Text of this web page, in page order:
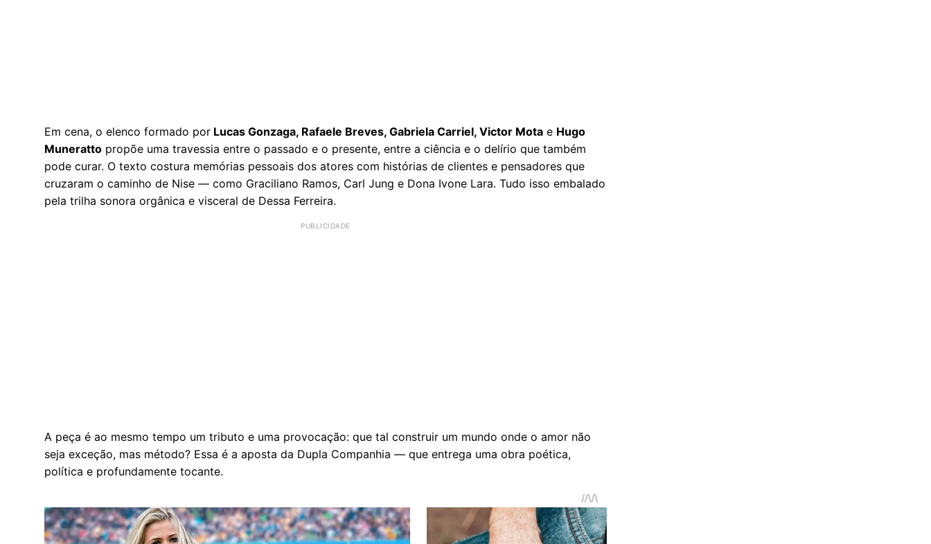
Em cena, o elenco formado por Lucas Gonzaga, Rafaele Breves, Gabriela Carriel, Victor Mota e Hugo
Muneratto propõe uma travessia entre o passado e o presente, entre a ciência e o delírio que também
pode curar. O texto costura memórias pessoais dos atores com histórias de clientes e pensadores que
cruzaram o caminho de Nise — como Graciliano Ramos, Carl Jung e Dona Ivone Lara. Tudo isso embalado
pela trilha sonora orgânica e visceral de Dessa Ferreira.
A peça é ao mesmo tempo um tributo e uma provocação: que tal construir um mundo onde o amor não
seja exceção, mas método? Essa é a aposta da Dupla Companhia — que entrega uma obra poética,
política e profundamente tocante.